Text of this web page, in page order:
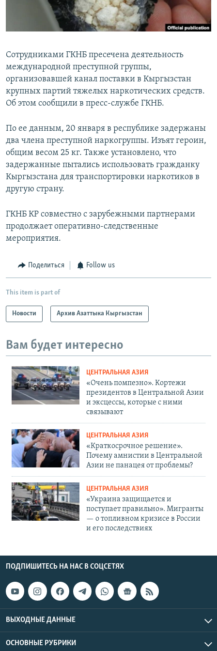
Сотрудниками ГКНБ пресечена деятельность
международной преступной группы,
организовавшей канал поставки в Кыргызстан
крупных партий тяжелых наркотических средств.
Об этом сообщили в пресс-службе ГКНБ.
По ее данным, 20 января в республике задержаны
два члена преступной наркогруппы. Изъят героин,
общим весом 25 кг. Также установлено, что
задержанные пытались использовать гражданку
Кыргызстана для транспортировки наркотиков в
другую страну.
ГКНБ КР совместно с зарубежными партнерами
продолжает оперативно-следственные
мероприятия.
Поделиться Follow us
This item is part of
Новости Архив Азаттыка Кыргызстан
Вам будет интересно
ЦЕНТРАЛЬНАЯ АЗИЯ
«Очень помпезно». Кортежи
президентов в Центральной Азии
и эксцессы, которые с ними
связывают
ЦЕНТРАЛЬНАЯ АЗИЯ
«Краткосрочное решение».
Почему амнистии в Центральной
Азии не панацея от проблемы?
ЦЕНТРАЛЬНАЯ АЗИЯ
«Украина защищается и
поступает правильно». Мигранты
— о топливном кризисе в России
и его последствиях
ПОДПИШИТЕСЬ НА НАС В СОЦСЕТЯХ
ВЫХОДНЫЕ ДАННЫЕ
ОСНОВНЫЕ РУБРИКИ